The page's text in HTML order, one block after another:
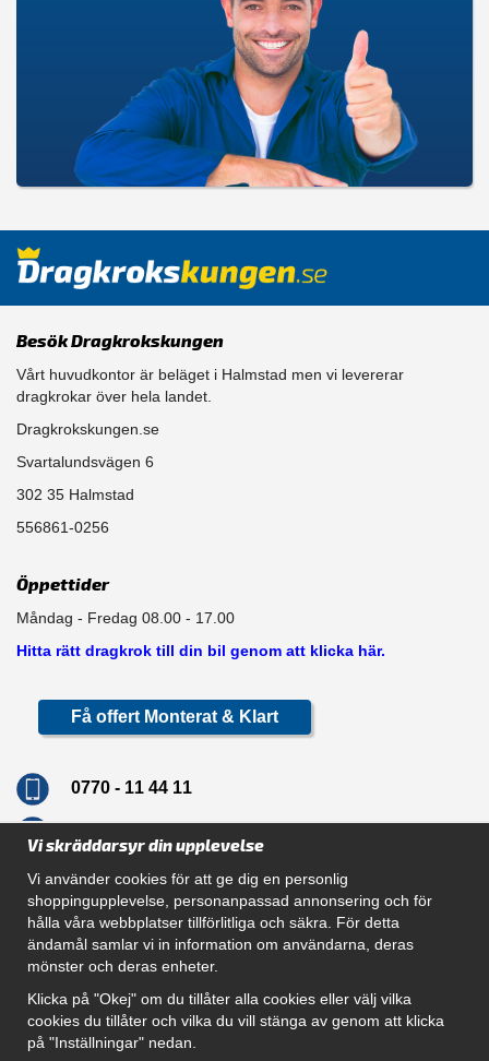
Besök Dragkrokskungen
Vårt huvudkontor är beläget i Halmstad men vi levererar
dragkrokar över hela landet.
Dragkrokskungen.se
Svartalundsvägen 6
302 35 Halmstad
556861-0256
Öppettider
Måndag - Fredag 08.00 - 17.00
Hitta rätt dragkrok till din bil genom att klicka här.
Få offert Monterat & Klart
0770 - 11 44 11
Navigation
Hur beställer jag
Gör Det Själv Paket
Montera dragkrok
SUPPORT
Vi skräddarsyr din upplevelse
Vi använder cookies för att ge dig en personlig
shoppingupplevelse, personanpassad annonsering och för
hålla våra webbplatser tillförlitliga och säkra. För detta
ändamål samlar vi in information om användarna, deras
mönster och deras enheter.
Klicka på "Okej" om du tillåter alla cookies eller välj vilka
cookies du tillåter och vilka du vill stänga av genom att klicka
på "Inställningar" nedan.